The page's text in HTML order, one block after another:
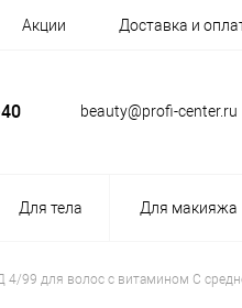
Акции Доставка и
beauty@profi-center.ru
Для тела Для макияжа
4/99 для волос с витамином С